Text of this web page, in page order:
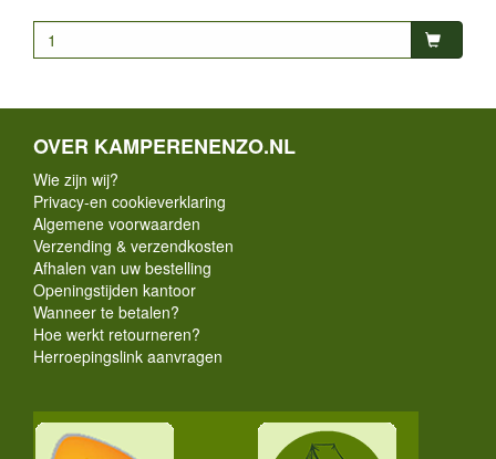
OVER KAMPERENENZO.NL
Wie zijn wij?
Privacy-en cookieverklaring
Algemene voorwaarden
Verzending & verzendkosten
Afhalen van uw bestelling
Openingstijden kantoor
Wanneer te betalen?
Hoe werkt retourneren?
Herroepingslink aanvragen